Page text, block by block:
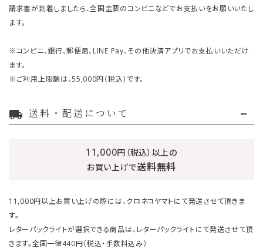
請求書が到着しましたら、全国主要のコンビニなどでお支払いをお願いいたし
ます。
※コンビニ、銀行、郵便局、LINE Pay、その他決済アプリでお支払いいただけ
ます。
※ご利用上限額は、55,000円（税込）です。
local_shipping 送料・配送について
11,000円（税込）以上の
お買い上げで送料無料
11,000円以上お買い上げの際には、クロネコヤマトにて発送させて頂きま
す。
レターパックライトが選択できる商品は、レターパックライトにて発送させて頂
きます。全国一律440円（税込・手数料込み）